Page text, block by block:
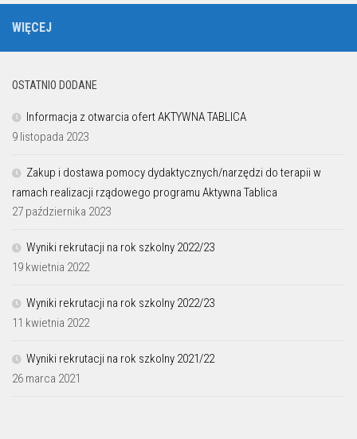
WIĘCEJ
OSTATNIO DODANE
Informacja z otwarcia ofert AKTYWNA TABLICA
9 listopada 2023
Zakup i dostawa pomocy dydaktycznych/narzędzi do terapii w
ramach realizacji rządowego programu Aktywna Tablica
27 października 2023
Wyniki rekrutacji na rok szkolny 2022/23
19 kwietnia 2022
Wyniki rekrutacji na rok szkolny 2022/23
11 kwietnia 2022
Wyniki rekrutacji na rok szkolny 2021/22
26 marca 2021